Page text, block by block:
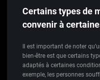
Certains types de
convenir à
Il est important de noter
bien-être est que certains
adaptés à certaines
exemple, les personnes